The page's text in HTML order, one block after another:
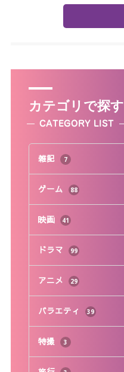
カテゴリで探す
CATEGORY LIST
雑記 7
ゲーム 88
映画 41
ドラマ 99
アニメ 29
バラエティ 39
特撮 3